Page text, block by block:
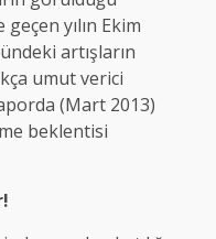
yılın Ekim
artışların
umut verici
(Mart 2013)
beklentisi